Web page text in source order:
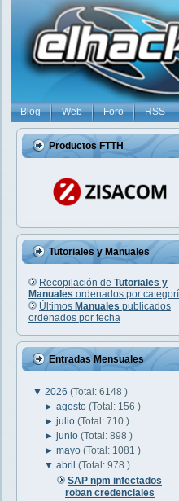
Blog Web Foro RSS
Productos FTTH
Tutoriales y Manuales
Recopilación de Tutoriales y
Manuales ordenados por
Últimos Manuales publicados
ordenados por fecha
Entradas Mensuales
▼ 2026 (Total: 6148 )
►agosto(Total: 156 )
►julio(Total: 710 )
►junio(Total: 898 )
►mayo(Total: 1081 )
▼abril(Total: 978 )
SAP npm infectados
roban credenciales